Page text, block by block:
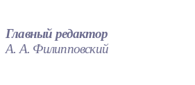
Главный редактор
А. А. Филипповский